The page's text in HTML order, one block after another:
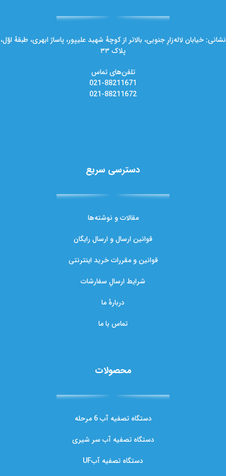
نشانی: خیابان لاله‌زارِ جنوبی، بالاتر از کوچهٔ شهید علیپور، پاساژ ابهری، طبقهٔ اوّل،
پلاک ۳۳
تلفن‌های تماس
021-88211671
021-88211672
دسترسی سریع
مقالات و نوشته‌ها
قوانین ارسال و ارسال رایگان
قوانین و مقررات خرید اینترنتی
شرایط ارسالِ سفارشات
دربارهٔ ما
تماس با ما
محصولات
دستگاه تصفیه آب 6 مرحله
دستگاه تصفیه آب سر شیری
دستگاه تصفیه آبUF